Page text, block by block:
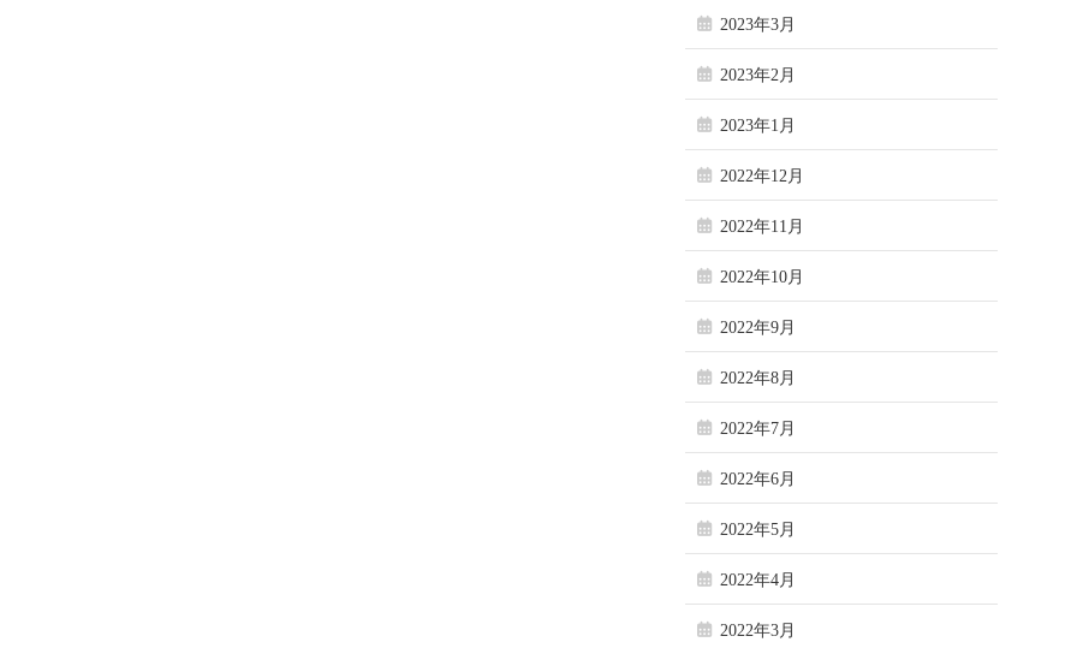
2023年3月
2023年2月
2023年1月
2022年12月
2022年11月
2022年10月
2022年9月
2022年8月
2022年7月
2022年6月
2022年5月
2022年4月
2022年3月